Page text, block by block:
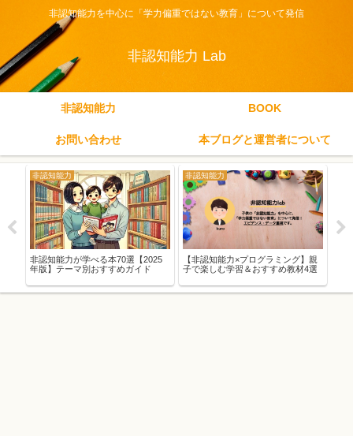
非認知能力を中心に「学力偏重ではない教育」について発信
非認知能力 Lab
非認知能力 BOOK
お問い合わせ 本ブログと運営者について
非認知能力
非認知能力が学べる本70選【2025
年版】テーマ別おすすめガイド
非認知能力
【非認知能力×プログラミング】親
子で楽しむ学習＆おすすめ教材4選